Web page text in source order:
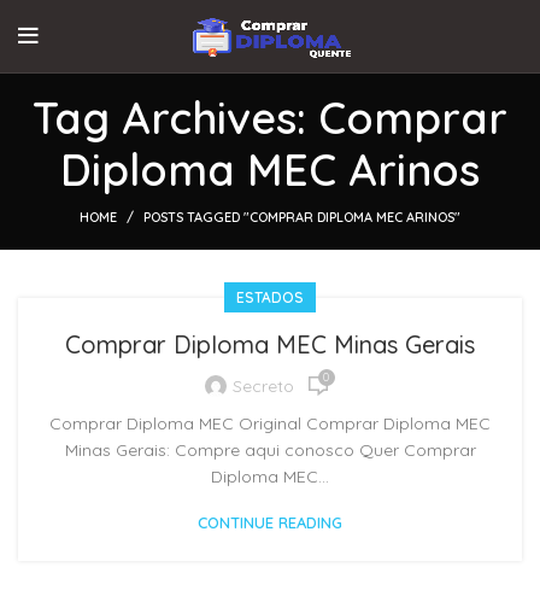
Tag Archives: Comprar
Diploma MEC Arinos
HOME POSTS TAGGED "COMPRAR DIPLOMA MEC ARINOS"
ESTADOS
Comprar Diploma MEC Minas Gerais
Secreto 0
Comprar Diploma MEC Original Comprar Diploma MEC
Minas Gerais: Compre aqui conosco Quer Comprar
Diploma MEC...
CONTINUE READING